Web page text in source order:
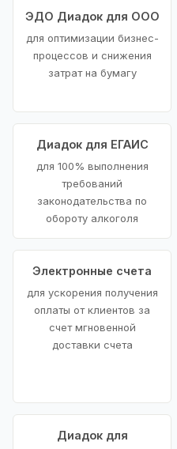
ЭДО Диадок для ООО
для оптимизации бизнес-
процессов и снижения
затрат на бумагу
Диадок для ЕГАИС
для 100% выполнения
требований
законодательства по
обороту алкоголя
Электронные счета
для ускорения получения
оплаты от клиентов за
счет мгновенной
доставки счета
Диадок для